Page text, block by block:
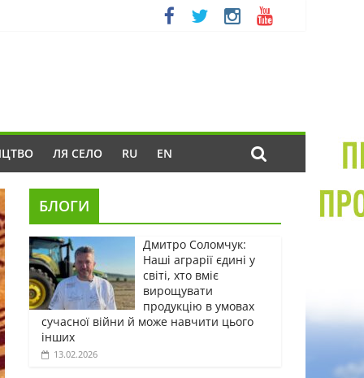
ЛЯ СЕЛО RU EN
БЛОГИ
Дмитро Соломчук:
Наші аграрії єдині у
світі, хто вміє
вирощувати
продукцію в умовах
сучасної війни й може навчити цього
інших
13.02.2026